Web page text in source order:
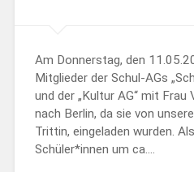
Am Donnerstag, den
Mitglieder der Schul-AGs
und der „Kultur AG“ mit
nach Berlin, da sie von
Trittin, eingeladen wurden.
Schüler*innen um ca….